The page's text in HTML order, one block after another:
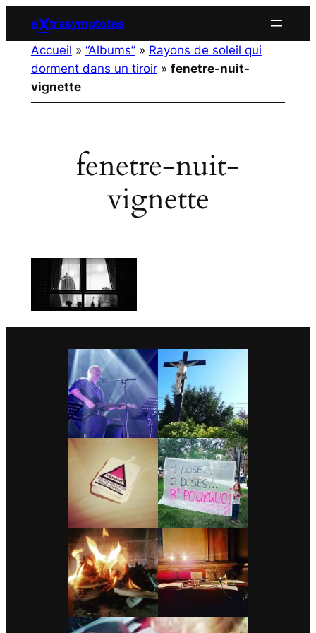
contenu
eXtrasymptotes
Accueil » “Albums”» Rayons de soleil qui
dorment dans un tiroir» fenetre-nuit-
vignette
fenetre-nuit-
vignette